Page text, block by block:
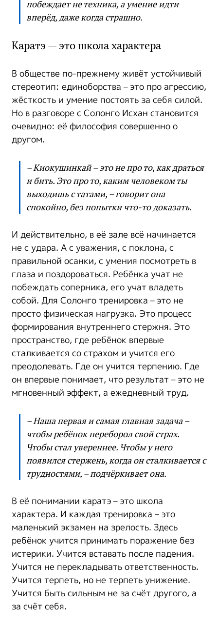
побеждает не техника, а умение идти
вперёд, даже когда страшно.
Каратэ — это школа характера
В обществе по-прежнему живёт устойчивый
стереотип: единоборства – это про агрессию,
жёсткость и умение постоять за себя силой.
Но в разговоре с Солонго Исхан становится
очевидно: её философия совершенно о
другом.
– Киокушинкай – это не про то, как драться
и бить. Это про то, каким человеком ты
выходишь с татами, – говорит она
спокойно, без попытки что-то доказать.
И действительно, в её зале всё начинается
не с удара. А с уважения, с поклона, с
правильной осанки, с умения посмотреть в
глаза и поздороваться. Ребёнка учат не
побеждать соперника, его учат владеть
собой. Для Солонго тренировка – это не
просто физическая нагрузка. Это процесс
формирования внутреннего стержня. Это
пространство, где ребёнок впервые
сталкивается со страхом и учится его
преодолевать. Где он учится терпению. Где
он впервые понимает, что результат – это не
мгновенный эффект, а ежедневный труд.
– Наша первая и самая главная задача –
чтобы ребёнок переборол свой страх.
Чтобы стал увереннее. Чтобы у него
появился стержень, когда он сталкивается с
трудностями, – подчёркивает она.
В её понимании каратэ – это школа
характера. И каждая тренировка – это
маленький экзамен на зрелость. Здесь
ребёнок учится принимать поражение без
истерики. Учится вставать после падения.
Учится не перекладывать ответственность.
Учится терпеть, но не терпеть унижение.
Учится быть сильным не за счёт другого, а
за счёт себя.